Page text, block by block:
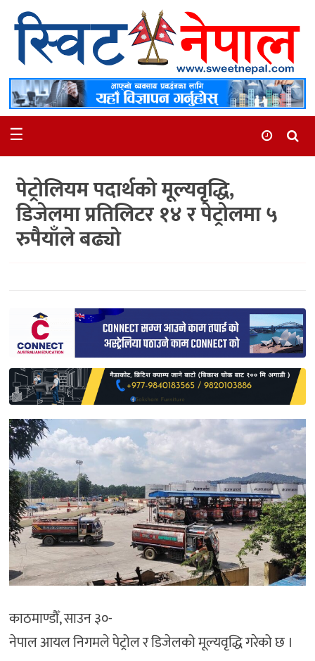
समाचार
स्थानीय
मनोरञ्जन
अन्तर्वार्ता
समाज
साहित्य
प्रदेश
English
☰
पेट्रोलियम पदार्थको मूल्यवृद्धि,
डिजेलमा प्रतिलिटर १४ र पेट्रोलमा ५
रुपैयाँले बढ्यो
काठमाण्डौँ, साउन ३०-
नेपाल आयल निगमले पेट्रोल र डिजेलको मूल्यवृद्धि गरेको छ ।